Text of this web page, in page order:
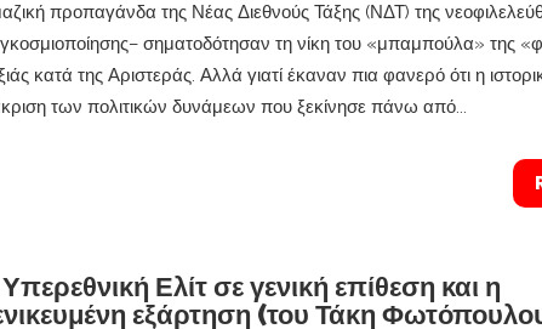
προπαγάνδα της Νέας Διεθνούς Τάξης (ΝΔΤ) της
σηματοδότησαν τη νίκη του «μπαμπούλα» της
κατά της Αριστεράς. Αλλά γιατί έκαναν πια φανερό ότι η
των πολιτικών δυνάμεων που ξεκίνησε πάνω από...
Ελίτ σε γενική επίθεση και η
εξάρτηση (του Τάκη